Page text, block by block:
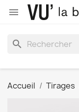

search
Accueil Tirages